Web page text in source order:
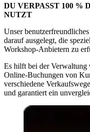
DU VERPASST 100 %
NUTZT
Unser
darauf ausgelegt, die
Workshop-Anbietern zu
Es hilft bei der Verwaltung
Online-Buchungen von
verschiedene
und garantiert ein